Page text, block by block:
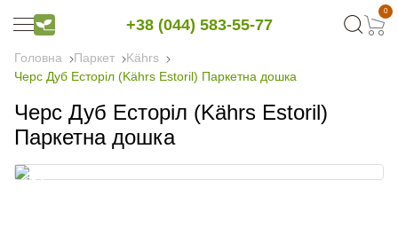
+38 (044) 583-55-77
0
Головна Паркет
Kährs
Черс Дуб Есторіл (Kährs Estoril) Паркетна дошка
Черс Дуб Есторіл (Kährs Estoril)
Паркетна дошка